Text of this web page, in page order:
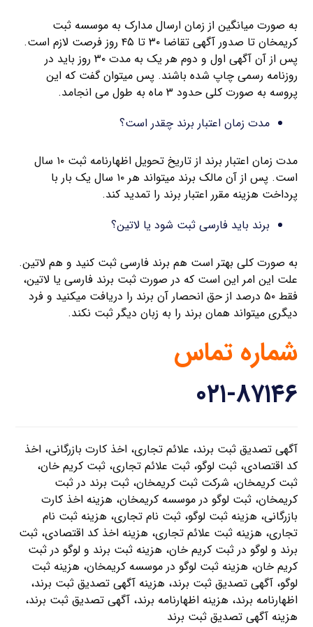
به صورت میانگین از زمان ارسال مدارک به موسسه ثبت
کریمخان تا صدور آگهی تقاضا ۳۰ تا ۴۵ روز فرصت لازم است.
پس از آن آگهی اول و دوم هر یک به مدت ۳۰ روز باید در
روزنامه رسمی چاپ شده باشند. پس میتوان گفت که این
پروسه به صورت کلی حدود ۳ ماه به طول می انجامد.
مدت زمان اعتبار برند چقدر است؟
مدت زمان اعتبار برند از تاریخ تحویل اظهارنامه ثبت ۱۰ سال
است. پس از آن مالک برند میتواند هر ۱۰ سال یک بار با
پرداخت هزینه مقرر اعتبار برند را تمدید کند.
برند باید فارسی ثبت شود یا لاتین؟
به صورت کلی بهتر است هم برند فارسی ثبت کنید و هم لاتین.
علت این امر این است که در صورت ثبت برند فارسی یا لاتین،
فقط ۵۰ درصد از حق انحصار آن برند را دریافت میکنید و فرد
دیگری میتواند همان برند را به زبان دیگر ثبت نکند.
شماره تماس
۰۲۱-۸۷۱۴۶
آگهی تصدیق ثبت برند، علائم تجاری، اخذ کارت بازرگانی، اخذ
کد اقتصادی، ثبت لوگو، ثبت علائم تجاری، ثبت کریم خان،
ثبت کریمخان، شرکت ثبت کریمخان، ثبت برند در ثبت
کریمخان، ثبت لوگو در موسسه کریمخان، هزینه اخذ کارت
بازرگانی، هزینه ثبت لوگو، ثبت نام تجاری، هزینه ثبت نام
تجاری، هزینه ثبت علائم تجاری، هزینه اخذ کد اقتصادی، ثبت
برند و لوگو در ثبت کریم خان، هزینه ثبت برند و لوگو در ثبت
کریم خان، هزینه ثبت لوگو در موسسه کریمخان، هزینه ثبت
لوگو، آگهی تصدیق ثبت برند، هزینه آگهی تصدیق ثبت برند،
اظهارنامه برند، هزینه اظهارنامه برند، آگهی تصدیق ثبت برند،
هزینه آگهی تصدیق ثبت برند